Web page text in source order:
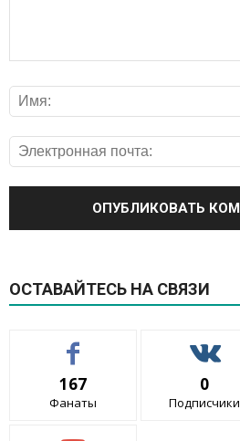
ОСТАВАЙТЕСЬ НА СВЯЗИ
167
Фанаты
0
Подписчики